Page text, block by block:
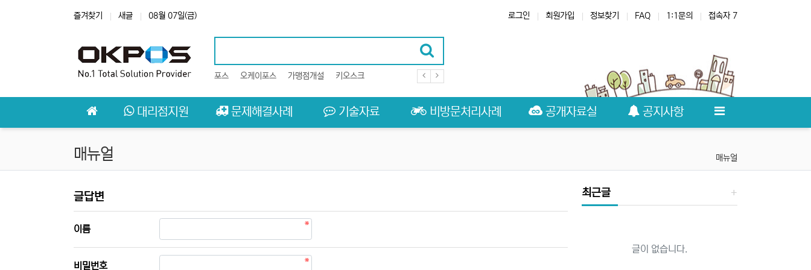
즐겨찾기 새글 08월 07일(금) 로그인 회원가입 정보찾기 FAQ 1:1문의 접속자 7
포스 오케이포스 가맹점개설 키오스크
대리점지원 문제해결사례 기술자료 비방문처리사례 공개자료실 공지사항
매뉴얼 매뉴얼
매뉴얼 글답변
글답변
이름필수
비밀번호필수
최근글
글이 없습니다.